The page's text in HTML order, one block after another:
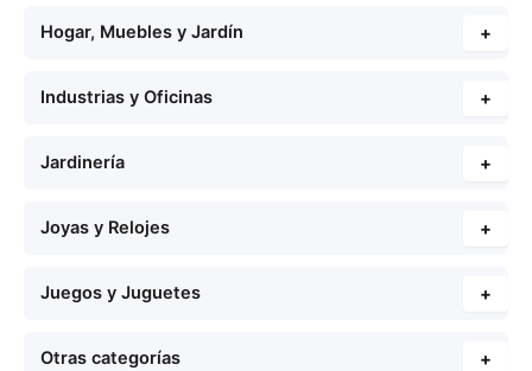
Hogar, Muebles y Jardín +
Industrias y Oficinas +
Jardinería +
Joyas y Relojes +
Juegos y Juguetes +
Otras categorías +